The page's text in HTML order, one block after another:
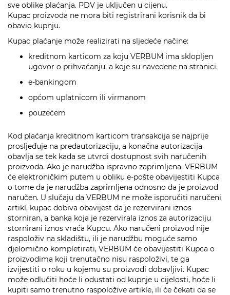
sve oblike plaćanja. PDV je uključen u cijenu.
Kupac proizvoda ne mora biti registrirani korisnik da bi
obavio kupnju.
Kupac plaćanje može realizirati na sljedeće načine:
kreditnom karticom za koju VERBUM ima sklopljen
ugovor o prihvaćanju, a koje su navedene na stranici.
e-bankingom
općom uplatnicom ili virmanom
pouzećem
Kod plaćanja kreditnom karticom transakcija se najprije
prosljeđuje na predautorizaciju, a konačna autorizacija
obavlja se tek kada se utvrdi dostupnost svih naručenih
proizvoda. Ako je narudžba ispravno zaprimljena, VERBUM
će elektroničkim putem u obliku e-pošte obavijestiti Kupca
o tome da je narudžba zaprimljena odnosno da je proizvod
naručen. U slučaju da VERBUM ne može isporučiti naručeni
artikl, kupac dobiva obavijest da je rezervirani iznos
storniran, a banka koja je rezervirala iznos za autorizaciju
stornirani iznos vraća Kupcu. Ako naručeni proizvod nije
raspoloživ na skladištu, ili je narudžbu moguće samo
djelomično kompletirati, VERBUM će obavijestiti Kupca o
proizvodima koji trenutačno nisu raspoloživi, te ga
izvijestiti o roku u kojemu su proizvodi dobavljivi. Kupac
može odlučiti hoće li odustati od kupnje u cijelosti, hoće li
kupiti samo trenutno raspoložive artikle, ili će čekati da se